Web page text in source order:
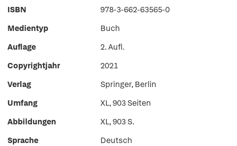
ISBN
978-3-662-63565-0
Medientyp
Buch
Auflage
2. Aufl.
Copyrightjahr
2021
Verlag
Springer, Berlin
Umfang
XL, 903 Seiten
Abbildungen
XL, 903 S.
Sprache
Deutsch